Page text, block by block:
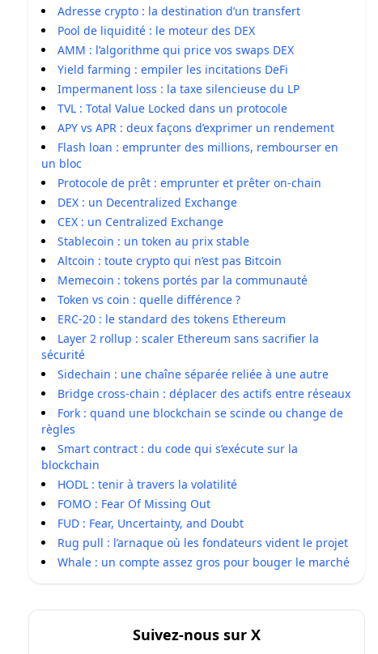
Adresse crypto : la destination d’un transfert
Pool de liquidité : le moteur des DEX
AMM : l’algorithme qui price vos swaps DEX
Yield farming : empiler les incitations DeFi
Impermanent loss : la taxe silencieuse du LP
TVL : Total Value Locked dans un protocole
APY vs APR : deux façons d’exprimer un rendement
Flash loan : emprunter des millions, rembourser en
un bloc
Protocole de prêt : emprunter et prêter on-chain
DEX : un Decentralized Exchange
CEX : un Centralized Exchange
Stablecoin : un token au prix stable
Altcoin : toute crypto qui n’est pas Bitcoin
Memecoin : tokens portés par la communauté
Token vs coin : quelle différence ?
ERC-20 : le standard des tokens Ethereum
Layer 2 rollup : scaler Ethereum sans sacrifier la
sécurité
Sidechain : une chaîne séparée reliée à une autre
Bridge cross-chain : déplacer des actifs entre réseaux
Fork : quand une blockchain se scinde ou change de
règles
Smart contract : du code qui s’exécute sur la
blockchain
HODL : tenir à travers la volatilité
FOMO : Fear Of Missing Out
FUD : Fear, Uncertainty, and Doubt
Rug pull : l’arnaque où les fondateurs vident le projet
Whale : un compte assez gros pour bouger le marché
Suivez-nous sur X